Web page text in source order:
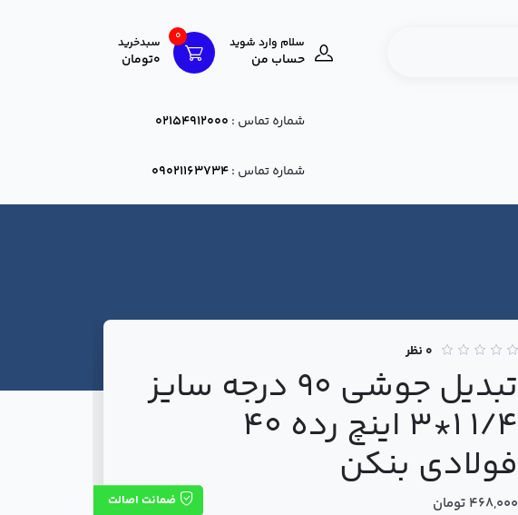
سلام وارد شوید
حساب من
0 سبدخرید
0تومان
شماره تماس : 02154912000
شماره تماس :09021163734
0 نظر
تبدیل جوشی 90 درجه سایز
1/4 1*3 اینچ رده 40
فولادی بنکن
468,000 تومان ضمانت اصالت